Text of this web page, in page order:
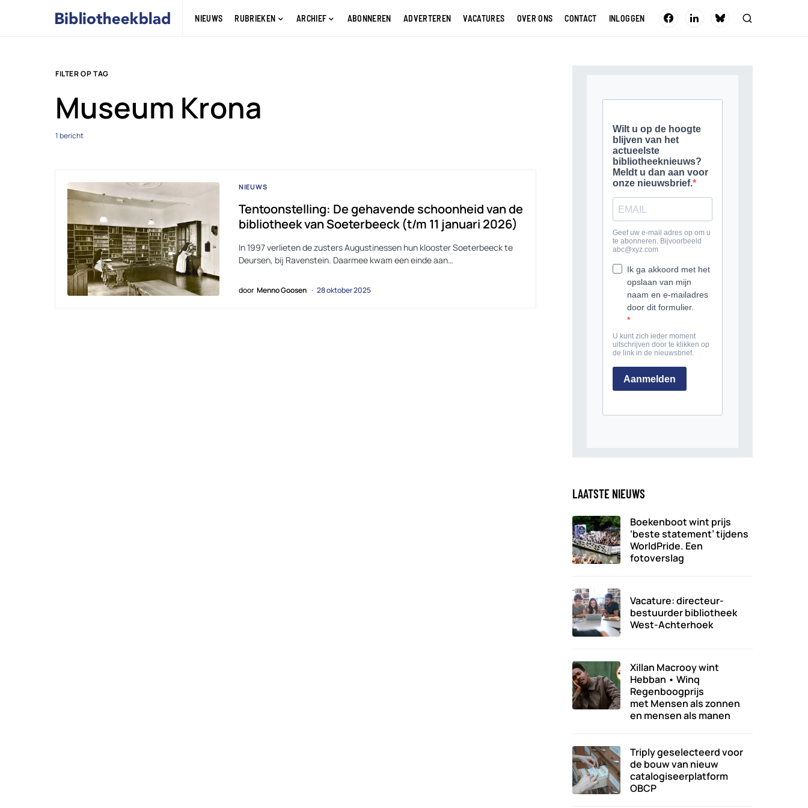
NIEUWS RUBRIEKEN ARCHIEF ABONNEREN ADVERTEREN VACATURES OVER ONS CONTACT INLOGGEN
FILTER OP TAG
Museum Krona
1 bericht
NIEUWS
Tentoonstelling: De gehavende schoonheid van de
bibliotheek van Soeterbeeck (t/m 11 januari 2026)
In 1997 verlieten de zusters Augustinessen hun klooster Soeterbeeck te
Deursen, bij Ravenstein. Daarmee kwam een einde aan…
door Menno Goosen 28 oktober 2025
LAATSTE NIEUWS
Boekenboot wint prijs
‘beste statement’ tijdens
WorldPride. Een
fotoverslag
Vacature: directeur-
bestuurder bibliotheek
West-Achterhoek
Xillan Macrooy wint
Hebban • Winq
Regenboogprijs
met Mensen als zonnen
en mensen als manen
Triply geselecteerd voor
de bouw van nieuw
catalogiseerplatform
OBCP